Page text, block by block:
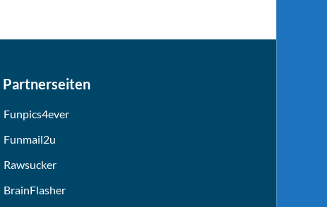
Partnerseiten
Funpics4ever
Funmail2u
Rawsucker
BrainFlasher